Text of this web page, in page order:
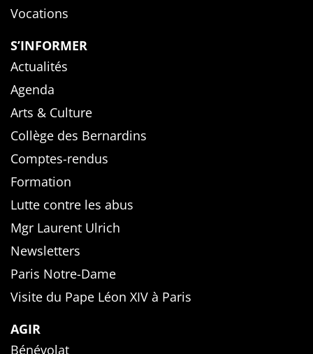
Vocations
S’INFORMER
Actualités
Agenda
Arts & Culture
Collège des Bernardins
Comptes-rendus
Formation
Lutte contre les abus
Mgr Laurent Ulrich
Newsletters
Paris Notre-Dame
Visite du Pape Léon XIV à Paris
AGIR
Bénévolat